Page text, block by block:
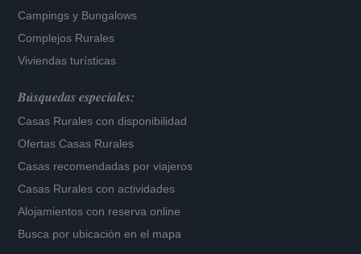
Campings y Bungalows
Complejos Rurales
Viviendas turísticas
Búsquedas especiales:
Casas Rurales con disponibilidad
Ofertas Casas Rurales
Casas recomendadas por viajeros
Casas Rurales con actividades
Alojamientos con reserva online
Busca por ubicación en el mapa